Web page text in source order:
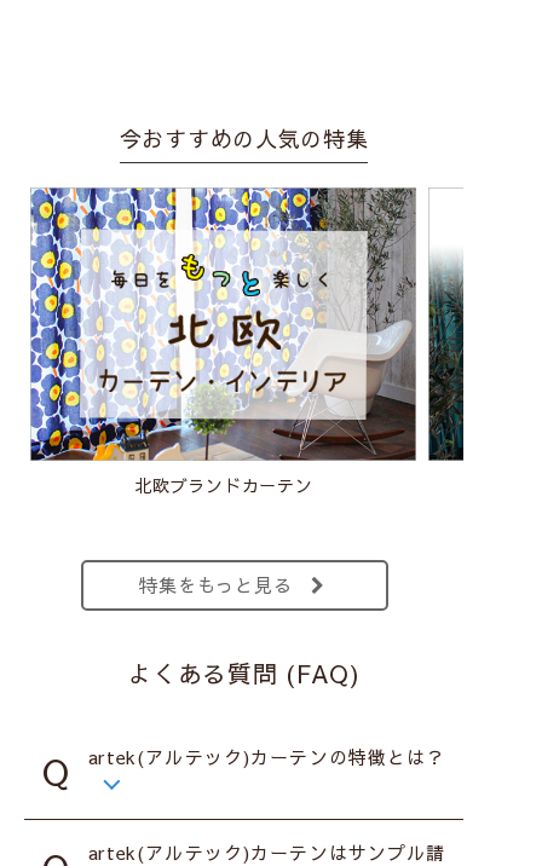
今おすすめの人気の特集
北欧ブランドカーテン
特集をもっと見る
よくある質問 (FAQ)
artek(アルテック)カーテンの特徴とは？
artek(アルテック)カーテンはサンプル請